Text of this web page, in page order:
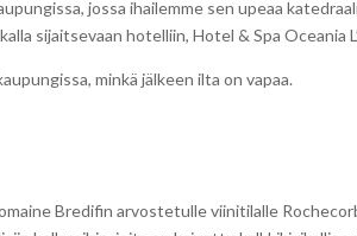
jossa ihailemme sen upeaa
sijaitsevaan hotelliin, Hotel & Spa Oceania
minkä jälkeen ilta on vapaa.
Bredifin arvostetulle viini­tilalle